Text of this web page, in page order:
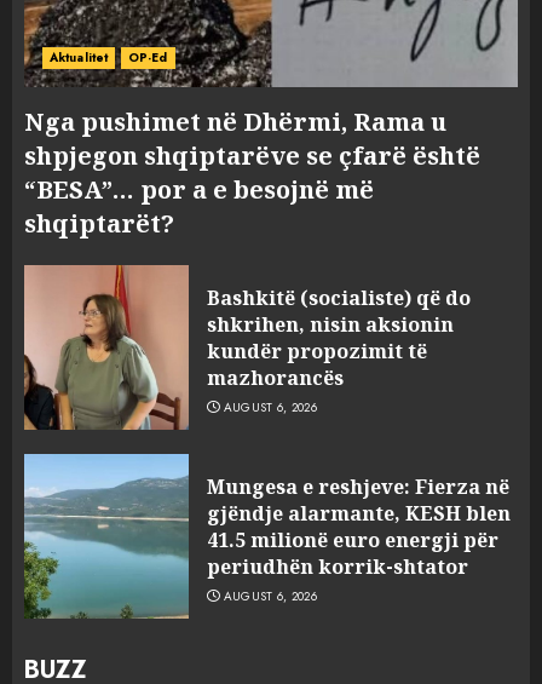
Aktualitet OP-Ed
Nga pushimet në Dhërmi, Rama u
shpjegon shqiptarëve se çfarë është
“BESA”… por a e besojnë më
shqiptarët?
Bashkitë (socialiste) që do
shkrihen, nisin aksionin
kundër propozimit të
mazhorancës
AUGUST 6, 2026
Mungesa e reshjeve: Fierza në
gjëndje alarmante, KESH blen
41.5 milionë euro energji për
periudhën korrik-shtator
AUGUST 6, 2026
BUZZ